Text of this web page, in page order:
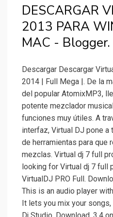
DESCARGAR
2013 PARA
MAC - Blogger.
Descargar Descargar
2014 | Full Mega |. De la
del popular AtomixMP3,
potente mezclador
funciones muy útiles. A
interfaz, Virtual DJ pone
de herramientas para que
mezclas. Virtual dj 7 full
looking for Virtual dj 7 full
VirtualDJ PRO Full.
This is an audio player
It lets you mix your songs,